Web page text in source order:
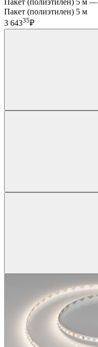
Пакет (полиэтилен) 5 м —
Пакет (полиэтилен) 5 м
3 64335₽